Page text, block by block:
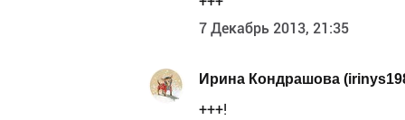
7 Декабрь 2013, 21:35
Ирина Кондрашова
+++!